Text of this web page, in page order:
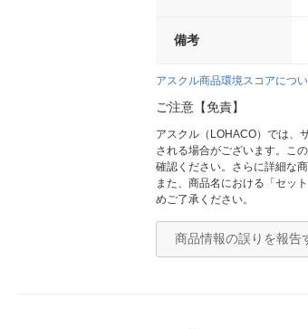
備考
アスクル商品環境スコアにつ
ご注意【免責】
アスクル（LOHACO）では、
される場合がございます。こ
確認ください。さらに詳細な
また、商品名における「セッ
めご了承ください。
商品情報の誤りを報告